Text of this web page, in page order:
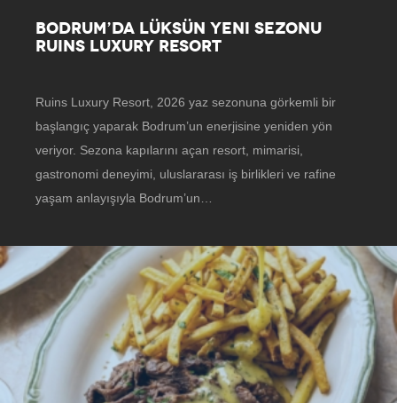
BODRUM’DA LÜKSÜN YENI SEZONU
RUINS LUXURY RESORT
Ruins Luxury Resort, 2026 yaz sezonuna görkemli bir
başlangıç yaparak Bodrum’un enerjisine yeniden yön
veriyor. Sezona kapılarını açan resort, mimarisi,
gastronomi deneyimi, uluslararası iş birlikleri ve rafine
yaşam anlayışıyla Bodrum’un…